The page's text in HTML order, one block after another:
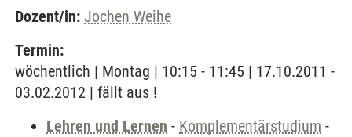
Dozent/in: Jochen Weihe
Termin:
wöchentlich | Montag | 10:15 - 11:45 | 17.10.2011 -
03.02.2012 | fällt aus !
Lehren und Lernen - Komplementärstudium -